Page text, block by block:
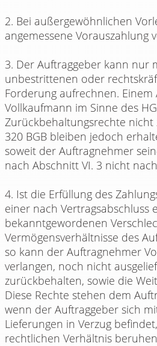
2. Bei außergewöhnlichen
angemessene Vorauszahlung
3. Der Auftraggeber kann nur
unbestrittenen oder
Forderung aufrechnen.
Vollkaufmann im Sinne des
Zurückbehaltungsrechte nicht
320 BGB bleiben jedoch
soweit der Auftragnehmer
nach Abschnitt VI. 3 nicht
4. Ist die Erfüllung des
einer nach Vertragsabschluss
bekanntgewordenen
Vermögensverhältnisse des
so kann der Auftragnehmer
verlangen, noch nicht
zurückbehalten, sowie die
Diese Rechte stehen dem
wenn der Auftraggeber sich
Lieferungen in Verzug
rechtlichen Verhältnis